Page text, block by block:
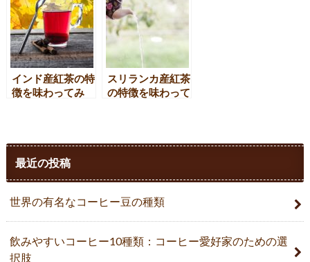
インド産紅茶の特
徴を味わってみ
スリランカ産紅茶
の特徴を味わって
最近の投稿
世界の有名なコーヒー豆の種類
飲みやすいコーヒー10種類：コーヒー愛好家のための選
択肢